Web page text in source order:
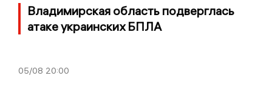
Владимирская область подверглась
атаке украинских БПЛА
05/08 20:00